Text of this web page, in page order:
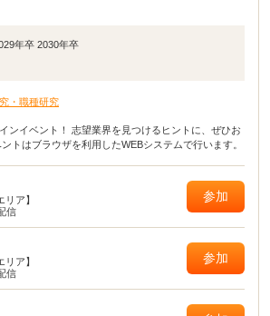
年卒 2030年卒
・職種研究
ンイベント！ 志望業界を見つけるヒントに、ぜひお
トはブラウザを利用したWEBシステムで行います。
リア】
信
参加
リア】
信
参加